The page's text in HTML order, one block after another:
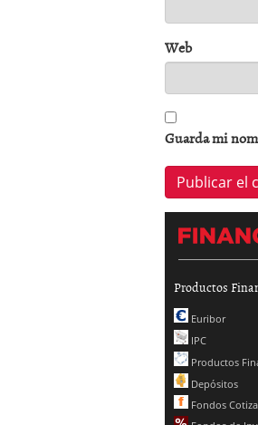
Web
Guarda mi
Productos
Euribor
IPC
Productos
Depósitos
Fondos